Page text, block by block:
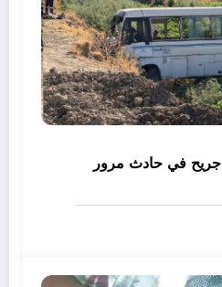
06 وفيات و إصابة 25 جريح في حادث مرور